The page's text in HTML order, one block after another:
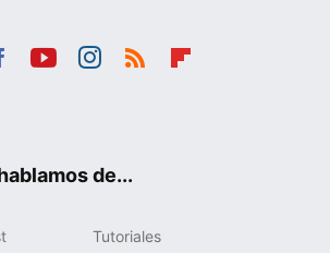
de...
Tutoriales